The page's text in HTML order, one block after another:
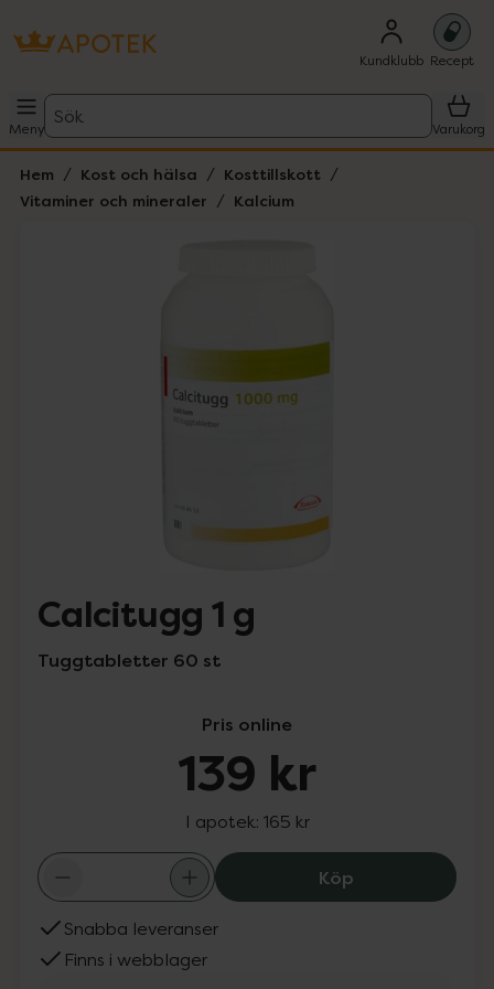
Kundklubb Recept
Meny
Sök
Varukorg
Hem Kost och hälsa
Kosttillskott
Vitaminer och mineraler
Kalcium
Calcitugg 1 g
Tuggtabletter 60 st
Pris online
139 kr
I apotek: 165 kr
KöpCalcitugg 1 g,
Snabba leveranser
Finns i webblager